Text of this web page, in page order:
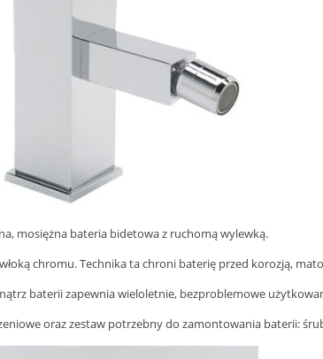
mosiężna bateria bidetowa z ruchomą wylewką.
chromu. Technika ta chroni baterię przed korozją,
baterii zapewnia wieloletnie, bezproblemowe
oraz zestaw potrzebny do zamontowania baterii: